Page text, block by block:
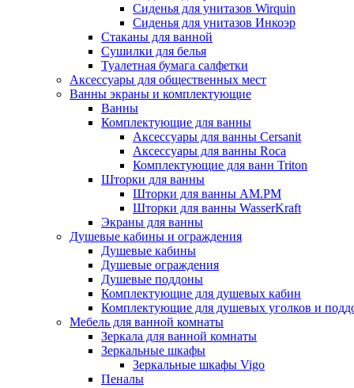
Сиденья для унитазов Wirquin
Сиденья для унитазов Инкоэр
Стаканы для ванной
Сушилки для белья
Туалетная бумага салфетки
Аксессуары для общественных мест
Ванны экраны и комплектующие
Ванны
Комплектующие для ванны
Аксессуары для ванны Cersanit
Аксессуары для ванны Roca
Комплектующие для ванн Triton
Шторки для ванны
Шторки для ванны AM.PM
Шторки для ванны WasserKraft
Экраны для ванны
Душевые кабины и ограждения
Душевые кабины
Душевые ограждения
Душевые поддоны
Комплектующие для душевых кабин
Комплектующие для душевых уголков и
Мебель для ванной комнаты
Зеркала для ванной комнаты
Зеркальные шкафы
Зеркальные шкафы Vigo
Пеналы